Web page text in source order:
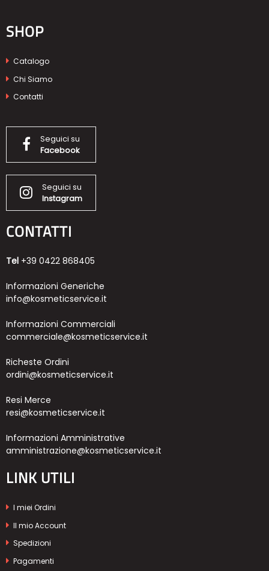
SHOP
Catalogo
Chi Siamo
Contatti
Seguici su
Facebook
Seguici su
Instagram
CONTATTI
Tel +39 0422 868405
Informazioni Generiche
info@kosmeticservice.it
Informazioni Commerciali
commerciale@kosmeticservice.it
Richeste Ordini
ordini@kosmeticservice.it
Resi Merce
resi@kosmeticservice.it
Informazioni Amministrative
amministrazione@kosmeticservice.it
LINK UTILI
I miei Ordini
Il mio Account
Spedizioni
Pagamenti